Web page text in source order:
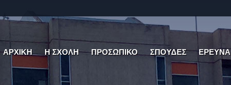
ΑΡΧΙΚΗ Η ΣΧΟΛΗ ΠΡΟΣΩΠΙΚΟ ΣΠΟΥΔΕΣ ΕΡΕΥΝΑ